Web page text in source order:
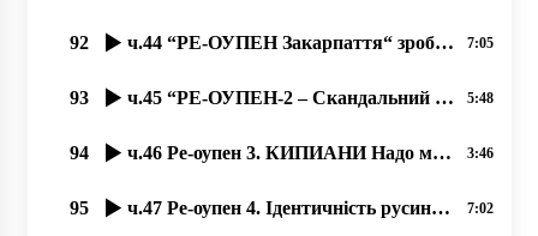
92 ч.44 “РЕ-ОУПЕН Закарпаття“ зробив заклики давити нас “мягкою силою“ 14.11.2020, Димитрий Сидор 7:05
93 ч.45 “РЕ-ОУПЕН-2 – Скандальний Закон про мови та идентичность“ 15.11.2020, Димитрий Сидор 5:48
94 ч.46 Ре-оупен 3. КИПИАНИ Надо менять купола храмов в Закарпатье. Мало ему конфликтов в Украине؟ 3:46
95 ч.47 Ре-оупен 4. Ідентичність русинів – по-європейськи, чи русинська самосвідомість – по українськи. 7:02